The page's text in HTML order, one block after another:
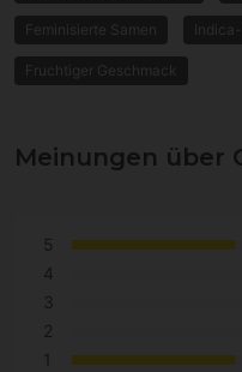
Feminisierte Samen
Fruchtiger Geschmack
Meinungen über
5
4
3
2
1